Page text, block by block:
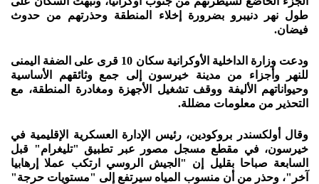
طول نهر دنيبرو بضرورة إخلاء المنطقة وحذرتهم من حدوث
فيضان.
ودعت وزارة الداخلية الأوكرانية سكان 10 قرى على الضفة اليمنى
للنهر وأجزاء من مدينة خيرسون إلى جمع وثائقهم الأساسية
وحيواناتهم الأليفة ووقف تشغيل الأجهزة ومغادرة المنطقة، مع
التحذير من معلومات مضللة.
وقال أولكسندر بروكودين، رئيس الإدارة العسكرية الإقليمية في
خيرسون، في مقطع مسجل مصور عبر تطبيق "تليغرام" قبل
السابعة صباحا بقليل إن "الجيش الروسي ارتكب عملا إرهابيا
آخر"، وحذر من أن منسوب المياه سيرتفع إلى "مستويات حرجة"